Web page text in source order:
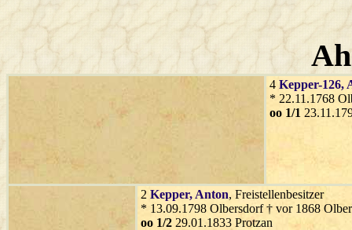
4 Kepper-126,
* 22.11.1768
oo 1/1
2 Kepper, Anton, Freistellenbesitzer
* 13.09.1798 Olbersdorf † vor 1868
oo 1/2 29.01.1833 Protzan